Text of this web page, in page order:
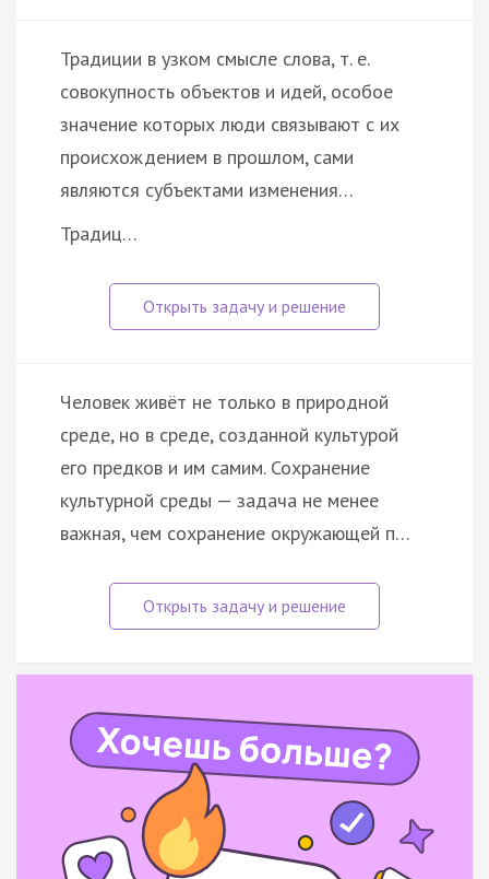
Традиции в узком смысле слова, т. е.
совокупность объектов и идей, особое
значение которых люди связывают с их
происхождением в прошлом, сами
являются субъектами изменения…
Традиц…
Человек живёт не только в природной
среде, но в среде, созданной культурой
его предков и им самим. Сохранение
культурной среды — задача не менее
важная, чем сохранение окружающей п…